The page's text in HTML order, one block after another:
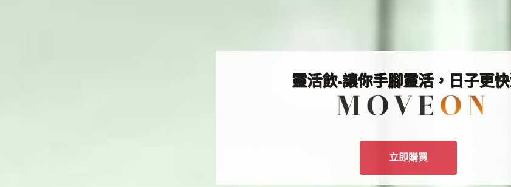
靈活飲-讓你手腳靈活，日子更
立即購買